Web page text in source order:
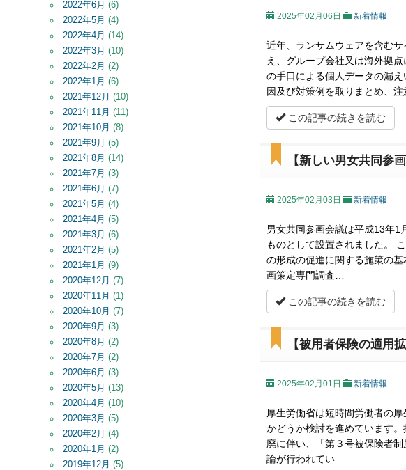
2025年02月06日 新着情報
近年、ランサムウェアを含む
え、グループ会社又は海外拠
の手口による個人データの漏
因及び対策例を取りまとめ、注
この記事の続きを読む
【新しい男女共同参
2025年02月03日 新着情報
男女共同参画会議は平成13年1
ものとして設置されました。
の形成の促進に関する施策の
画策定専門調査…
この記事の続きを読む
【被用者保険の適用
2025年02月01日 新着情報
厚生労働省は短時間労働者の
かどうか検討を進めています
廃に伴い、「第３号被保険者
論が行われてい…
2022年6月 (6)
2022年5月 (4)
2022年4月 (14)
2022年3月 (10)
2022年2月 (2)
2022年1月 (6)
2021年12月 (10)
2021年11月 (11)
2021年10月 (8)
2021年9月 (5)
2021年8月 (14)
2021年7月 (3)
2021年6月 (7)
2021年5月 (4)
2021年4月 (5)
2021年3月 (6)
2021年2月 (5)
2021年1月 (9)
2020年12月 (7)
2020年11月 (1)
2020年10月 (7)
2020年9月 (3)
2020年8月 (2)
2020年7月 (2)
2020年6月 (3)
2020年5月 (13)
2020年4月 (10)
2020年3月 (5)
2020年2月 (4)
2020年1月 (2)
2019年12月 (5)